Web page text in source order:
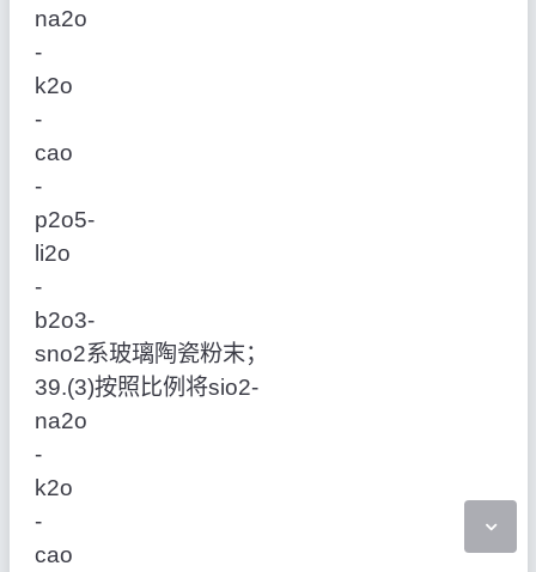
na2o
‑
k2o
‑
cao
‑
p2o5‑
li2o
‑
b2o3‑
sno2系玻璃陶瓷粉末；
39.(3)按照比例将sio2‑
na2o
‑
k2o
‑
cao